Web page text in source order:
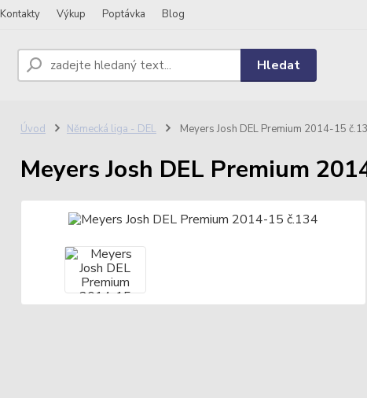
Kontakty Výkup Poptávka Blog
Hledat
Úvod Německá liga - DEL Meyers Josh DEL Premium 2014-15
Meyers Josh DEL Premium